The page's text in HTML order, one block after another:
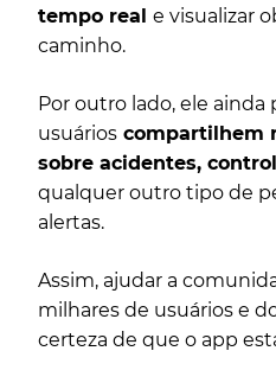
tempo real e visualizar
caminho.
Por outro lado, ele
usuários compartilhem
sobre acidentes,
qualquer outro tipo de
alertas.
Assim, ajudar a
milhares de usuários e
certeza de que o app